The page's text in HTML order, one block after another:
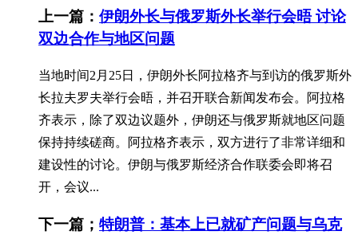
上一篇： 伊朗外长与俄罗斯外长举行会晤 讨论
双边合作与地区问题
当地时间2月25日，伊朗外长阿拉格齐与到访的俄罗斯外
长拉夫罗夫举行会晤，并召开联合新闻发布会。阿拉格
齐表示，除了双边议题外，伊朗还与俄罗斯就地区问题
保持持续磋商。阿拉格齐表示，双方进行了非常详细和
建设性的讨论。伊朗与俄罗斯经济合作联委会即将召
开，会议...
下一篇； 特朗普：基本上已就矿产问题与乌克